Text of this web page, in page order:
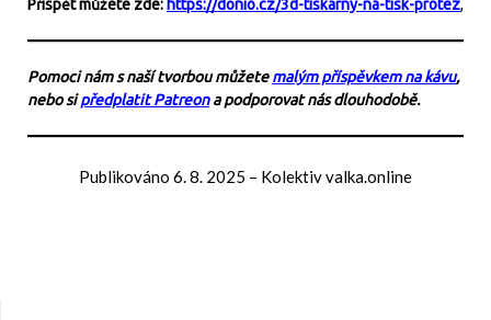
Přispět můžete zde: https://donio.cz/3d-tiskarny-na-tisk-protez,
Pomoci nám s naší tvorbou můžetemalým příspěvkem na kávu,
nebo sipředplatit Patreona podporovat nás dlouhodobě.
Publikováno 6. 8. 2025 – Kolektiv valka.online